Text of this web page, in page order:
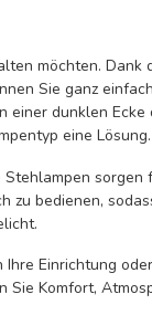
möchten. Dank
Sie ganz
dunklen Ecke
eine Lösung.
sorgen
zu bedienen,
Einrichtung
Komfort,